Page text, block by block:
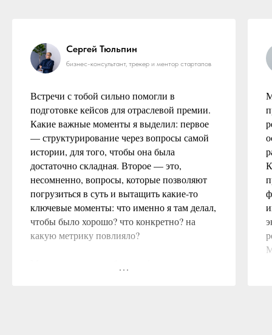
Сергей Тюльпин
бизнес-консультант, трекер и ментор стартапов
Встречи с тобой сильно помогли в
подготовке кейсов для отраслевой премии.
Какие важные моменты я выделил: первое
— структурирование через вопросы самой
истории, для того, чтобы она была
достаточно складная. Второе — это,
несомненно, вопросы, которые позволяют
погрузиться в суть и вытащить какие-то
ключевые моменты: что именно я там делал,
чтобы было хорошо? что конкретно? на
какую метрику повлияло?